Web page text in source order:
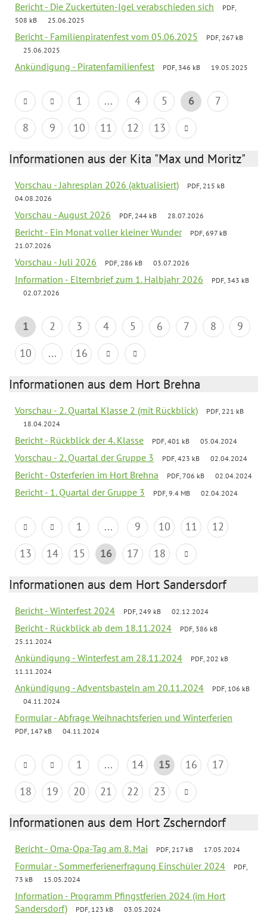
Bericht - Die Zuckertüten-Igel verabschieden sich
PDF,
508 kB
25.06.2025
Bericht - Familienpiratenfest vom 05.06.2025
PDF, 267 kB
25.06.2025
Ankündigung - Piratenfamilienfest PDF, 346 kB 19.05.2025
1 ... 4 5 6
7
8
9 10 11 12 13
Informationen aus der Kita "Max und Moritz"
Vorschau - Jahresplan 2026 (aktualisiert)
PDF, 215 kB
04.08.2026
Vorschau - August 2026 PDF, 244 kB 28.07.2026
Bericht - Ein Monat voller kleiner Wunder
PDF, 697 kB
21.07.2026
Vorschau - Juli 2026 PDF, 286 kB 03.07.2026
Information - Elternbrief zum 1. Halbjahr 2026
PDF, 343 kB
02.07.2026
1 2 3 4 5 6 7 8
9
10
... 16
Informationen aus dem Hort Brehna
Vorschau - 2. Quartal Klasse 2 (mit Rückblick)
PDF, 221 kB
18.04.2024
Bericht - Rückblick der 4. Klasse PDF, 401 kB 05.04.2024
Vorschau - 2. Quartal der Gruppe 3 PDF, 423 kB 02.04.2024
Bericht - Osterferien im Hort Brehna PDF, 706 kB 02.04.2024
Bericht - 1. Quartal der Gruppe 3 PDF, 9.4 MB 02.04.2024
1 ... 9 10 11
12
13
14 15 16 17 18
Informationen aus dem Hort Sandersdorf
Bericht - Winterfest 2024 PDF, 249 kB 02.12.2024
Bericht - Rückblick ab dem 18.11.2024
PDF, 386 kB
25.11.2024
Ankündigung - Winterfest am 28.11.2024
PDF, 202 kB
11.11.2024
Ankündigung - Adventsbasteln am 20.11.2024
PDF, 106 kB
04.11.2024
Formular - Abfrage Weihnachtsferien und Winterferien
PDF, 147 kB 04.11.2024
1 ... 14 15 16
17
18
19 20 21 22 23
Informationen aus dem Hort Zscherndorf
Bericht - Oma-Opa-Tag am 8. Mai PDF, 217 kB 17.05.2024
Formular - Sommerferienerfragung Einschüler 2024
PDF,
73 kB
15.05.2024
Information - Programm Pfingstferien 2024 (im Hort
Sandersdorf)
PDF, 123 kB 03.05.2024